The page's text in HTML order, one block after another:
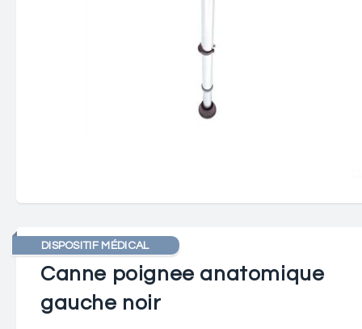
DISPOSITIF MÉDICAL
Canne poignee anatomique
gauche noir